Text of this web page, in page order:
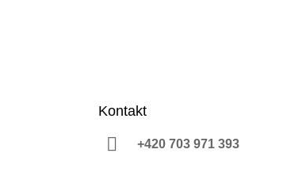
Kontakt
+420 703 971 393